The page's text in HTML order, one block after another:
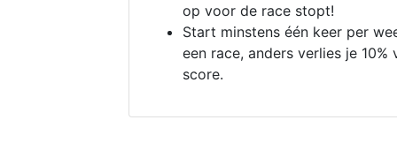
op voor de race stopt!
Start minstens één keer per
een race, anders verlies je 10%
score.